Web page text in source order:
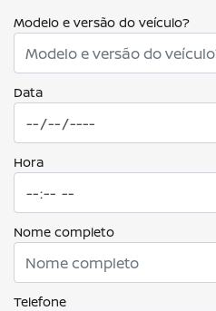
Modelo e versão do veículo?
Data
Hora
Nome completo
Telefone